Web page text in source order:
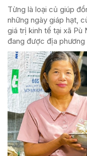
Từng là loại củ giúp
những ngày giáp hạt,
giá trị kinh tế tại xã Pù
đang được địa phương